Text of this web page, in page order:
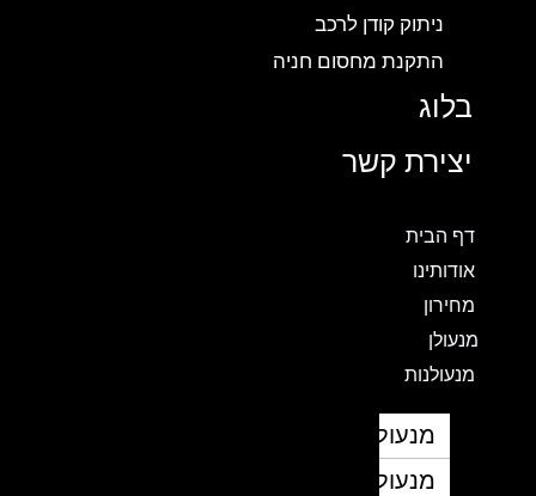
ניתוק קודן לרכב
התקנת מחסום חניה
בלוג
יצירת קשר
דף הבית
אודותינו
מחירון
מנעולן
מנעולנות
מנעולן
מנעולן